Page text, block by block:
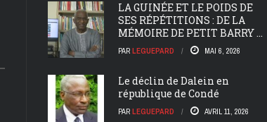
LA GUINÉE ET LE POIDS DE
SES RÉPÉTITIONS : DE LA
MÉMOIRE DE PETIT BARRY ...
PAR LEGUEPARD MAI 6, 2026
Le déclin de Dalein en
république de Condé
PAR LEGUEPARD AVRIL 11, 2026